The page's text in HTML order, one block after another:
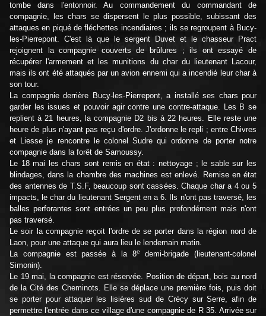
tombe dans l'entonnoir. Au commandement du commandant de
compagnie, les chars se dispersent le plus possible, subissant des
attaques en piqué de fléchettes incendiaires ; ils se regroupent à Bucy-
les-Pierrepont. C'est là que le sergent Duvet et le chasseur Pract
rejoignent la compagnie couverts de brûlures ; ils ont essayé de
récupérer l'armement et les munitions du char du lieutenant Lacour,
mais ils ont été attaqués par un avion ennemi qui a incendié leur char à
son tour.
La compagnie derrière Bucy-les-Pierrepont, a installé ses chars pour
garder les issues et pouvoir agir contre une contre-attaque. Les B se
replient à 21 heures, la compagnie D2 bis à 22 heures. Elle reste une
heure de plus n'ayant pas reçu d'ordre. J'ordonne le repli ; entre Chivres
et Liesse je rencontre le colonel Sudre qui ordonne de porter notre
compagnie dans la forêt de Samoussy.
Le 18 mai les chars sont remis en état : nettoyage ; le sable sur les
blindages, dans la chambre des machines est enlevé. Remise en état
des antennes de T.S.F, beaucoup sont cassées. Chaque char a 4 ou 5
impacts, le char du lieutenant Sergent en a 6. Ils n'ont pas traversé, les
balles perforantes sont entrées un peu plus profondément mais n'ont
pas traversé.
Le soir la compagnie reçoit l'ordre de se porter dans la région nord de
Laon, pour une attaque qui aura lieu le lendemain matin.
La compagnie est passée à la 8e
demi-brigade (lieutenant-colonel
Simonin).
Le 19 mai, la compagnie est réservée. Position de départ, bois au nord
de la Cité des Cheminots. Elle se déplace une première fois, puis doit
se porter pour attaquer les lisières sud de Crécy sur Serre, afin de
permettre l'entrée dans ce village d'une compagnie de R 35. Arrivée sur